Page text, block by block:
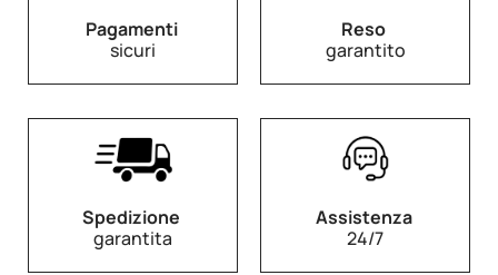
Pagamenti
sicuri
Reso
garantito
Spedizione
garantita
Assistenza
24/7